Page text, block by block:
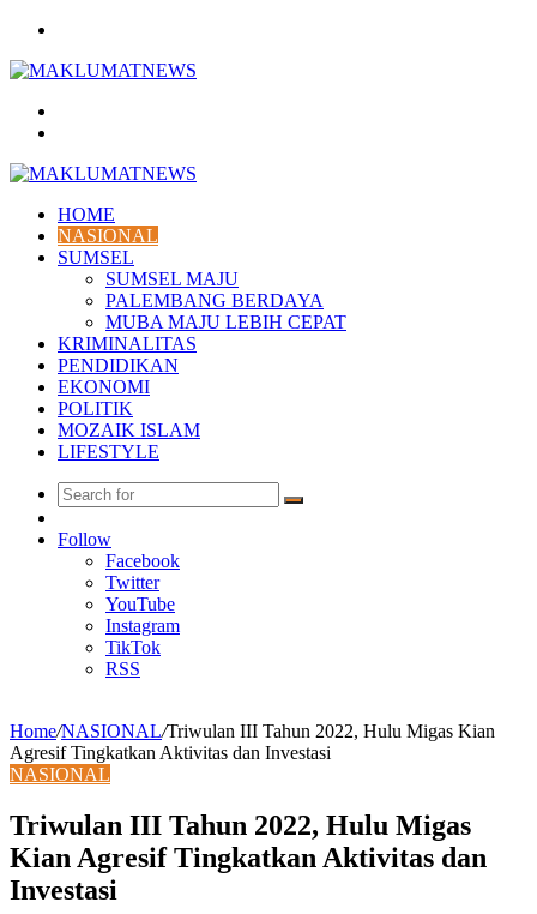
HOME
NASIONAL
SUMSEL
SUMSEL MAJU
PALEMBANG BERDAYA
MUBA MAJU LEBIH CEPAT
KRIMINALITAS
PENDIDIKAN
EKONOMI
POLITIK
MOZAIK ISLAM
LIFESTYLE
Search
Article
Follow
Facebook
Twitter
YouTube
Instagram
TikTok
RSS
Home/NASIONAL/Triwulan III Tahun 2022, Hulu Migas Kian
Agresif Tingkatkan Aktivitas dan Investasi
NASIONAL
Triwulan III Tahun 2022, Hulu Migas
Kian Agresif Tingkatkan Aktivitas dan
Investasi